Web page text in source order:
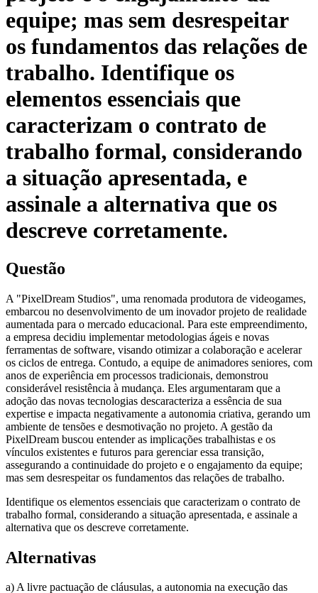
equipe; mas sem desrespeitar
os fundamentos das relações de
trabalho. Identifique os
elementos essenciais que
caracterizam o contrato de
trabalho formal, considerando
a situação apresentada, e
assinale a alternativa que os
descreve corretamente.
Questão
A "PixelDream Studios", uma renomada produtora de videogames,
embarcou no desenvolvimento de um inovador projeto de realidade
aumentada para o mercado educacional. Para este empreendimento,
a empresa decidiu implementar metodologias ágeis e novas
ferramentas de software, visando otimizar a colaboração e acelerar
os ciclos de entrega. Contudo, a equipe de animadores seniores, com
anos de experiência em processos tradicionais, demonstrou
considerável resistência à mudança. Eles argumentaram que a
adoção das novas tecnologias descaracteriza a essência de sua
expertise e impacta negativamente a autonomia criativa, gerando um
ambiente de tensões e desmotivação no projeto. A gestão da
PixelDream buscou entender as implicações trabalhistas e os
vínculos existentes e futuros para gerenciar essa transição,
assegurando a continuidade do projeto e o engajamento da equipe;
mas sem desrespeitar os fundamentos das relações de trabalho.
Identifique os elementos essenciais que caracterizam o contrato de
trabalho formal, considerando a situação apresentada, e assinale a
alternativa que os descreve corretamente.
Alternativas
a) A livre pactuação de cláusulas, a autonomia na execução das